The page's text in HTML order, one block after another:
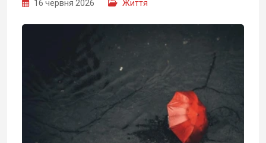
16 червня 2026 Життя